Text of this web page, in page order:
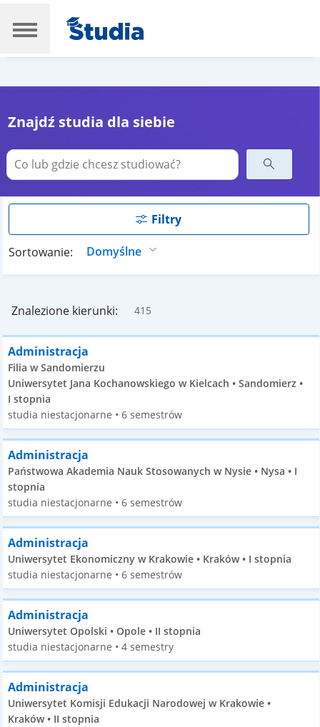
Znajdź studia dla siebie
Filtry
Sortowanie:
Znalezione kierunki: 415
Administracja
Filia w Sandomierzu
Uniwersytet Jana Kochanowskiego w Kielcach • Sandomierz •
I stopnia
studia niestacjonarne • 6 semestrów
Administracja
Państwowa Akademia Nauk Stosowanych w Nysie • Nysa • I
stopnia
studia niestacjonarne • 6 semestrów
Administracja
Uniwersytet Ekonomiczny w Krakowie • Kraków • I stopnia
studia niestacjonarne • 6 semestrów
Administracja
Uniwersytet Opolski • Opole • II stopnia
studia niestacjonarne • 4 semestry
Administracja
Uniwersytet Komisji Edukacji Narodowej w Krakowie •
Kraków • II stopnia